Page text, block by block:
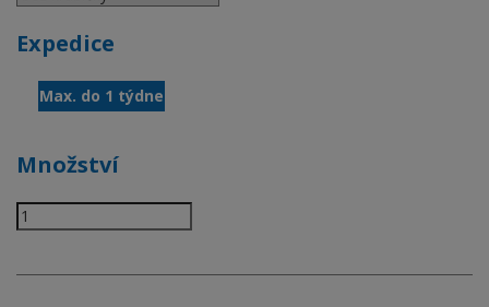
Expedice
Max. do 1 týdne
Množství